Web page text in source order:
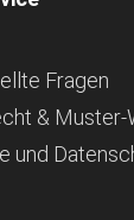
Fragen
&
und